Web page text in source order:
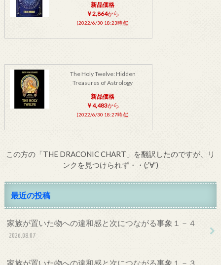
新品価格
￥2,864から
(2022/6/30 18:23時点)
The Holy Twelve: Hidden
Treasures of Astrology
新品価格
￥4,483から
(2022/6/30 18:27時点)
この方の「THE DRACONIC CHART」を翻訳したのですが、リ
ンクを見つけられず・・(;’∀’)
最近の投稿
家族が置いた物への違和感と次につながる事象１－４
2026.08.07
家族が置いた物への違和感と次につながる事象１－３